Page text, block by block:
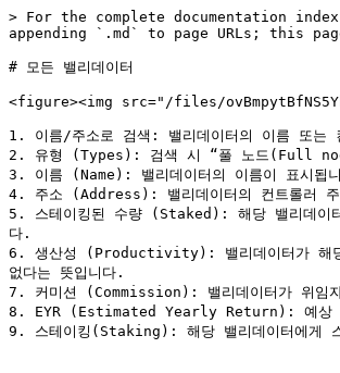
> For the complete documentation
appending `.md` to page URLs; this
# 모든 밸리데이터
<figure><img src="/files/
1. 이름/주소로 검색: 밸리데이터의 이름 또
2. 유형 (Types): 검색 시 “풀 노드(Full
3. 이름 (Name): 밸리데이터의 이름이 표시됩
4. 주소 (Address): 밸리데이터의 컨트롤러 주
5. 스테이킹된 수량 (Staked): 해당 밸리데이
다.
6. 생산성 (Productivity): 밸리데이터가 해당
없다는 뜻입니다.
7. 커미션 (Commission): 밸리데이터가 위임
8. EYR (Estimated Yearly Return): 예상